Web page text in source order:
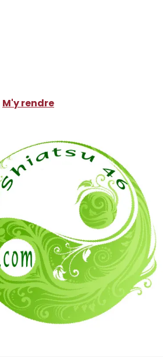
M'y rendre